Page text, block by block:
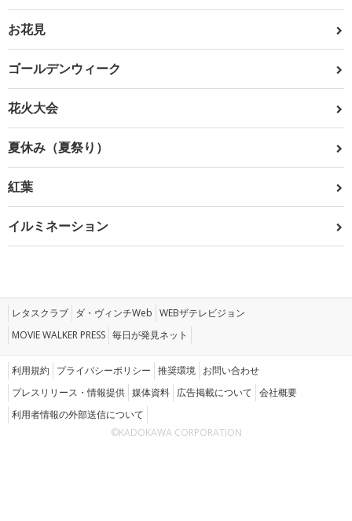
お花見
ゴールデンウィーク
花火大会
夏休み（夏祭り）
紅葉
イルミネーション
レタスクラブ ダ・ヴィンチWeb WEBザテレビジョン
MOVIE WALKER PRESS 毎日が発見ネット
利用規約 プライバシーポリシー 推奨環境 お問い合わせ
プレスリリース・情報提供 媒体資料 広告掲載について 会社概要
利用者情報の外部送信について
©KADOKAWA CORPORATION